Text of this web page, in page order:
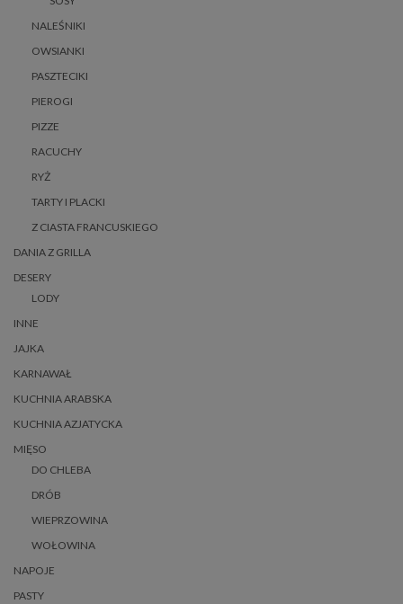
NALEŚNIKI
OWSIANKI
PASZTECIKI
PIEROGI
PIZZE
RACUCHY
RYŻ
TARTY I PLACKI
Z CIASTA FRANCUSKIEGO
DANIA Z GRILLA
DESERY
LODY
INNE
JAJKA
KARNAWAŁ
KUCHNIA ARABSKA
KUCHNIA AZJATYCKA
MIĘSO
DO CHLEBA
DRÓB
WIEPRZOWINA
WOŁOWINA
NAPOJE
PASTY